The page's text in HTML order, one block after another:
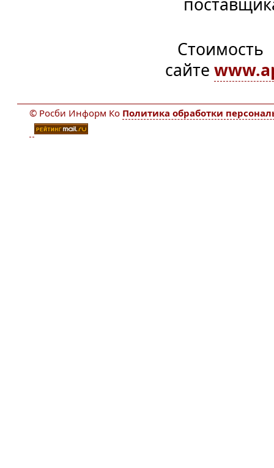
сайте
© Росби Информ Ко Политика обработки